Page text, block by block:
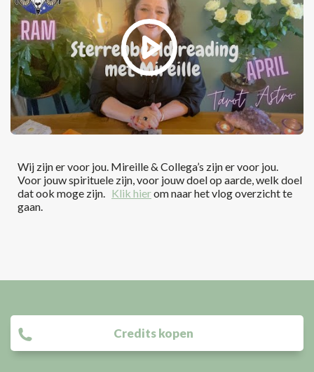
Wij zijn er voor jou. Mireille & Collega’s zijn er voor jou.
Voor jouw spirituele zijn, voor jouw doel op aarde, welk doel
dat ook moge zijn. Klik hierom naar het vlog overzicht te
gaan.
Credits kopen